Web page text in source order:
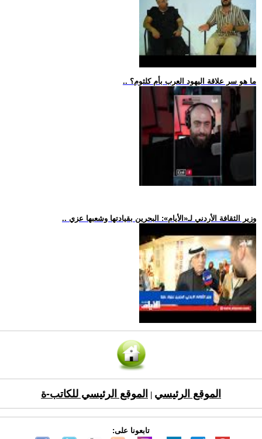
.. ما هو سر علاقة اليهود العرب بأم كلثوم؟
.. وزير الثقافة الأردني لـ«الأيام»: البحرين بقيادتها وشعبها عزي
الموقع الرئيسي الموقع الرئيسي للكاتب-ة
تابعونا على: